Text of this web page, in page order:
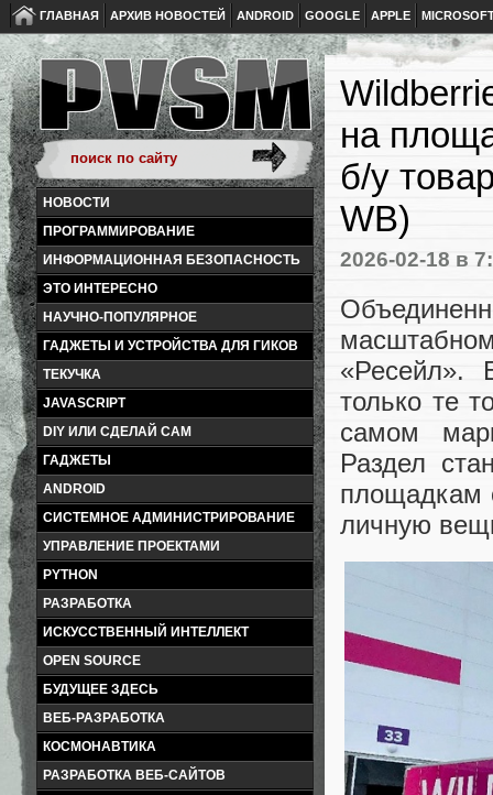
ГЛАВНАЯ АРХИВ НОВОСТЕЙ ANDROID GOOGLE APPLE
НОВОСТИ
ПРОГРАММИРОВАНИЕ
ИНФОРМАЦИОННАЯ БЕЗОПАСНОСТЬ
ЭТО ИНТЕРЕСНО
НАУЧНО-ПОПУЛЯРНОЕ
ГАДЖЕТЫ И УСТРОЙСТВА ДЛЯ ГИКОВ
ТЕКУЧКА
JAVASCRIPT
DIY ИЛИ СДЕЛАЙ САМ
ГАДЖЕТЫ
ANDROID
СИСТЕМНОЕ АДМИНИСТРИРОВАНИЕ
УПРАВЛЕНИЕ ПРОЕКТАМИ
PYTHON
РАЗРАБОТКА
ИСКУССТВЕННЫЙ ИНТЕЛЛЕКТ
OPEN SOURCE
БУДУЩЕЕ ЗДЕСЬ
ВЕБ-РАЗРАБОТКА
КОСМОНАВТИКА
РАЗРАБОТКА ВЕБ-САЙТОВ
на
б/у
WB)
2026-02-18 в
«Ресейл».
только те
самом
Раздел
площадкам
личную